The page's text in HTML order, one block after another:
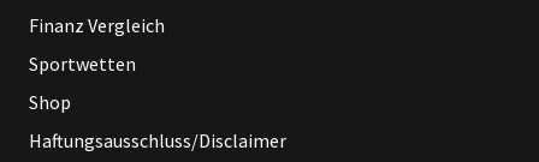
Finanz Vergleich
Sportwetten
Shop
Haftungsausschluss/Disclaimer